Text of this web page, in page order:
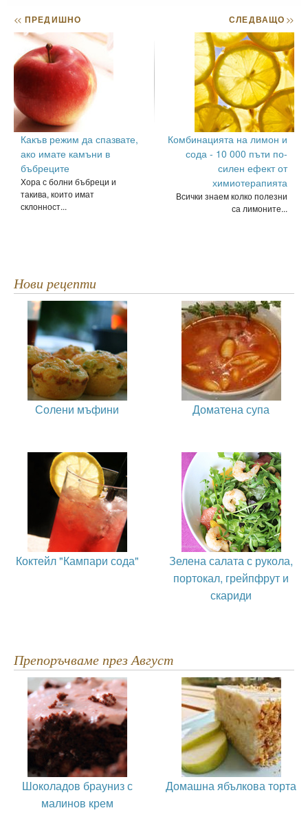
<< ПРЕДИШНО
Какъв режим да спазвате,
ако имате камъни в
бъбреците
Хора с болни бъбреци и
такива, които имат
склонност...
СЛЕДВАЩО>>
Комбинацията на лимон и
сода - 10 000 пъти по-
силен ефект от
химиотерапията
Всички знаем колко полезни
са лимоните...
Нови рецепти
Солени мъфини Доматена супа
Коктейл "Кампари сода"
Зелена салата с рукола,
портокал, грейпфрут и
скариди
Препоръчваме през Август
Шоколадов брауниз с
малинов крем
Домашна ябълкова торта